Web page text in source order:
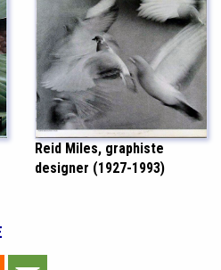
Reid Miles, graphiste
designer (1927-1993)